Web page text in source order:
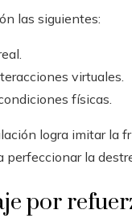
las siguientes:
virtuales.
físicas.
logra imitar la
la
por